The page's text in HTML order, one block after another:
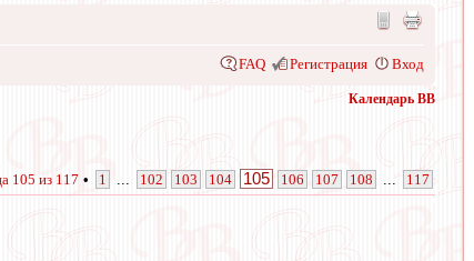
FAQ Регистрация Вход
Календарь ВВ
105 из 117 • 1 102 103 104 105 106 107 108 117